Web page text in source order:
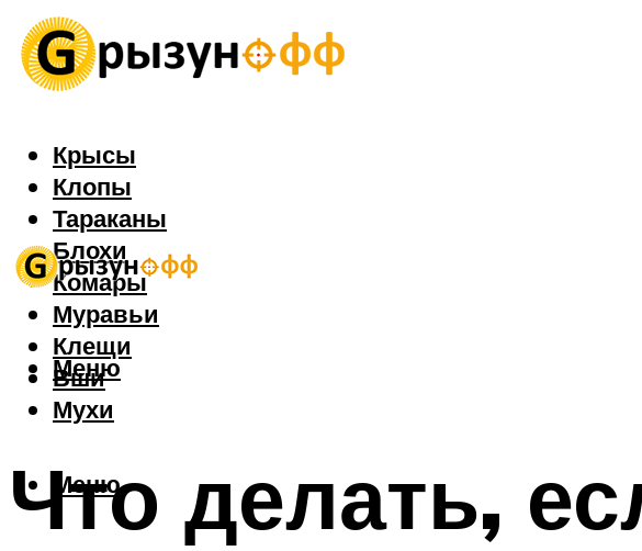
Крысы
Клопы
Тараканы
Блохи
Комары
Муравьи
Клещи
Вши
Мухи
Меню
Меню
Что делать,